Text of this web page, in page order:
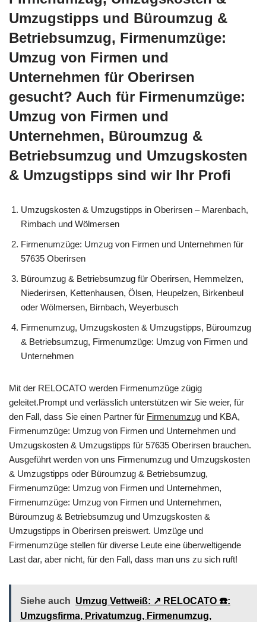
Umzugstipps und Büroumzug &
Betriebsumzug, Firmenumzüge:
Umzug von Firmen und
Unternehmen für Oberirsen
gesucht? Auch für Firmenumzüge:
Umzug von Firmen und
Unternehmen, Büroumzug &
Betriebsumzug und Umzugskosten
& Umzugstipps sind wir Ihr Profi
Umzugskosten & Umzugstipps in Oberirsen – Marenbach,
Rimbach und Wölmersen
Firmenumzüge: Umzug von Firmen und Unternehmen für
57635 Oberirsen
Büroumzug & Betriebsumzug für Oberirsen, Hemmelzen,
Niederirsen, Kettenhausen, Ölsen, Heupelzen, Birkenbeul
oder Wölmersen, Birnbach, Weyerbusch
Firmenumzug, Umzugskosten & Umzugstipps, Büroumzug
& Betriebsumzug, Firmenumzüge: Umzug von Firmen und
Unternehmen
Mit der RELOCATO werden Firmenumzüge zügig
geleitet.Prompt und verlässlich unterstützen wir Sie weier, für
den Fall, dass Sie einen Partner für Firmenumzug und KBA,
Firmenumzüge: Umzug von Firmen und Unternehmen und
Umzugskosten & Umzugstipps für 57635 Oberirsen brauchen.
Ausgeführt werden von uns Firmenumzug und Umzugskosten
& Umzugstipps oder Büroumzug & Betriebsumzug,
Firmenumzüge: Umzug von Firmen und Unternehmen,
Firmenumzüge: Umzug von Firmen und Unternehmen,
Büroumzug & Betriebsumzug und Umzugskosten &
Umzugstipps in Oberirsen preiswert. Umzüge und
Firmenumzüge stellen für diverse Leute eine überweltigende
Last dar, aber nicht, für den Fall, dass man uns zu sich ruft!
Siehe auch Umzug Vettweiß: ↗️ RELOCATO ☎️:
Umzugsfirma, Privatumzug, Firmenumzug,